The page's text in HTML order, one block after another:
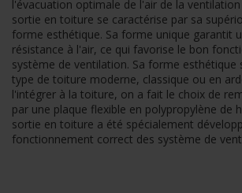
l'évacuation optimale de l'air de la
sortie en toiture se caractérise par sa
forme esthétique. Sa forme unique garantit
résistance à l'air, ce qui favorise le bon
système de ventilation. Sa forme esthétique
type de toiture moderne, classique ou en
l'intégrer à la toiture, on a fait le choix de
par une plaque flexible en polypropylène de
sortie en toiture a été spécialement
fonctionnement correct des système de